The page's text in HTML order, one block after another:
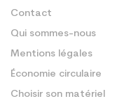
Contact
Qui sommes-nous
Mentions légales
Économie circulaire
Choisir son matériel